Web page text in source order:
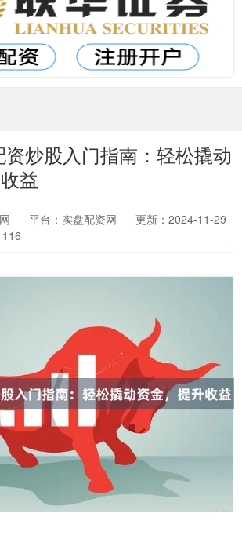
炒股入门指南：轻松撬动
益
平台：实盘配资网
更新：2024-11-29